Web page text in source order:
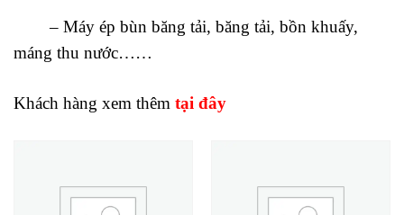
– Máy ép bùn băng tải, băng tải, bồn khuấy,
máng thu nước……
Khách hàng xem thêm tại đây